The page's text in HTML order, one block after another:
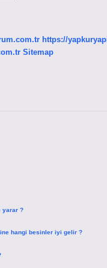
https://
Sitemap
yarar ?
hangi besinler iyi gelir ?